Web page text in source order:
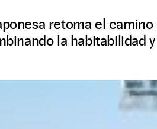
retoma el
la habitabilidad